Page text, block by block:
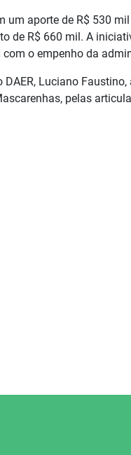
um aporte de R$ 530
de R$ 660 mil. A
o empenho da
Luciano
pelas